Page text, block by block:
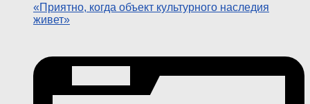
«Приятно, когда объект культурного наследия
живет»